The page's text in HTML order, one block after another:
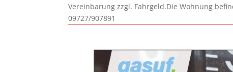
Vereinbarung zzgl. Fahrgeld.Die Wohnung
09727/907891